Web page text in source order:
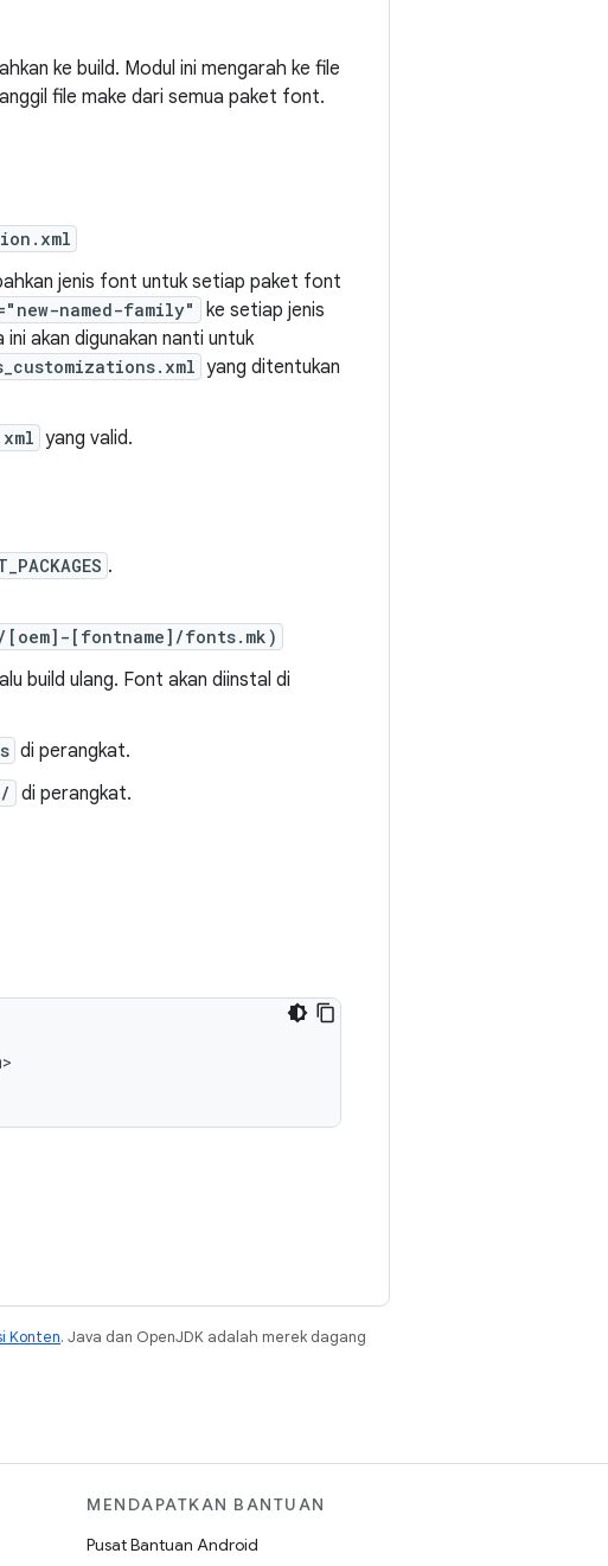
ke build. Modul ini mengarah ke file
file make dari semua paket font.
jenis font untuk setiap paket font
named-family"
ke setiap jenis
ini akan digunakan nanti untuk
yang ditentukan
yang valid.
.
[fontname]/fonts.mk)
build ulang. Font akan diinstal di
di perangkat.
di perangkat.
Konten. Java dan OpenJDK adalah merek dagang
MENDAPATKAN BANTUAN
Pusat Bantuan Android